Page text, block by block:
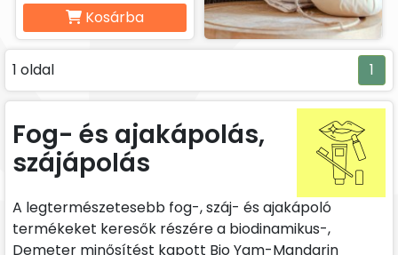
Kosárba
1 oldal 1
Fog- és ajakápolás,
szájápolás
A legtermészetesebb fog-, száj- és ajakápoló
termékeket keresők részére a biodinamikus-,
Demeter minősítést kapott Bio Yam-Mandarin